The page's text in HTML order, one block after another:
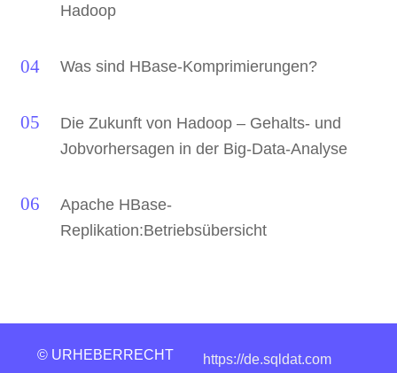
Hadoop
Was sind HBase-Komprimierungen?
Die Zukunft von Hadoop – Gehalts- und
Jobvorhersagen in der Big-Data-Analyse
Apache HBase-
Replikation:Betriebsübersicht
© URHEBERRECHT https://de.sqldat.com